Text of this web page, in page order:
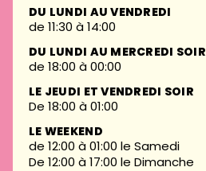
DU LUNDI AU VENDREDI
de 11:30 à 14:00
DU LUNDI AU MERCREDI SOIR
de 18:00 à 00:00
LE JEUDI ET VENDREDI SOIR
De 18:00 à 01:00
LE WEEKEND
de 12:00 à 01:00 le Samedi
De 12:00 à 17:00 le Dimanche